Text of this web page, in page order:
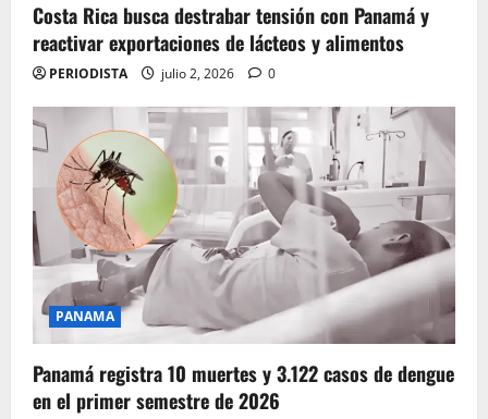
Costa Rica busca destrabar tensión con Panamá y
reactivar exportaciones de lácteos y alimentos
PERIODISTA julio 2, 2026 0
PANAMA
Panamá registra 10 muertes y 3.122 casos de dengue
en el primer semestre de 2026